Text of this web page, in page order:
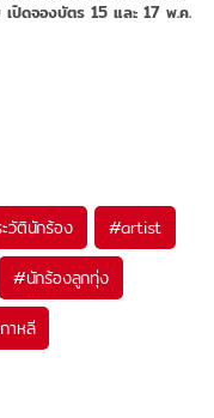
เปิดจองบัตร 15 และ 17 พ.ค.
วัตินักร้อง #artist
#นักร้องลูกทุ่ง
าหลี